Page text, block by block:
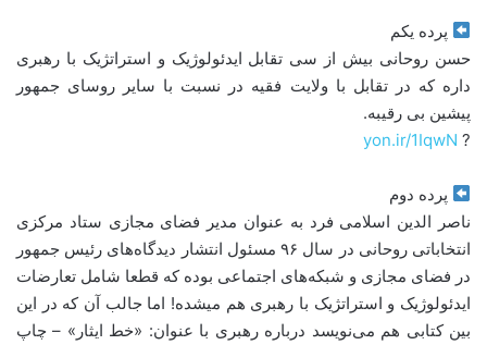
پرده یکم
حسن روحانی بیش از سی تقابل ایدئولوژیک و استراتژیک با رهبری
داره که در تقابل با ولایت فقیه در نسبت با سایر روسای جمهور
پیشین بی رقیبه.
?
yon.ir/1IqwN
پرده دوم
ناصر الدین اسلامی فرد به عنوان مدیر فضای مجازی ستاد مرکزی
انتخاباتی روحانی در سال ۹۶ مسئول انتشار دیدگاه‌های رئیس جمهور
در فضای مجازی و شبکه‌های اجتماعی بوده که قطعا شامل تعارضات
ایدئولوژیک و استراتژیک با رهبری هم میشده! اما جالب آن که در این
بین کتابی هم می‌نویسد درباره رهبری با عنوان: «خط ایثار» – چاپ